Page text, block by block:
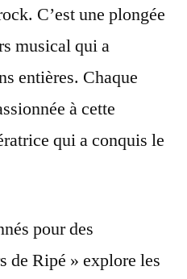
C’est une plongée
musical qui a
entières. Chaque
à cette
qui a conquis le
pour des
de Ripé » explore les